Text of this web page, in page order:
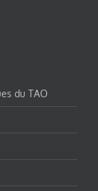
du TAO